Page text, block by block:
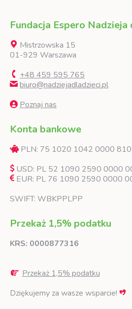
Fundacja Espero Nadzieja
Mistrzowska 15
01-929 Warszawa
+48 459 595 765
biuro@nadziejadladzieci.pl
Poznaj nas
Konta bankowe
PLN: 75 1020 1042 0000
USD: PL 52 1090 2590 0000
EUR: PL 76 1090 2590 0000
SWIFT: WBKPPLPP
Przekaż 1,5% podatku
KRS: 0000877316
Przekaż 1,5% podatku
Dziękujemy za wasze wsparcie!